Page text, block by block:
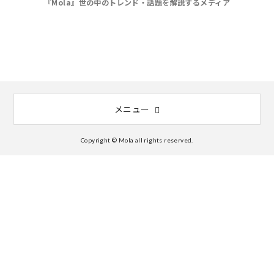
『Mola』世の中のトレンド・話題を解説するメディア
メニュー
Copyright © Mola all rights reserved.